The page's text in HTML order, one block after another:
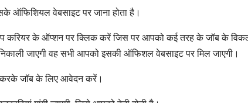
वेबसाइट पर जाना होता है।
करियर के ऑप्शन पर क्लिक करें जिस पर आपको कई तरह के जॉब के
जाएगी वह सभी आपको इसकी ऑफिशल वेबसाइट पर मिल जाएगी।
जॉब के लिए आवेदन करें।